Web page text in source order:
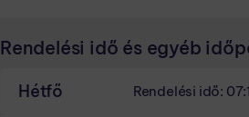
Rendelési idő és egyéb
Hétfő Rendelési idő: